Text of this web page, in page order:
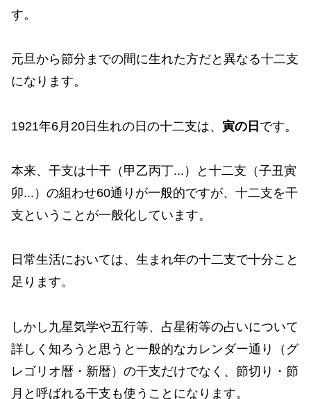
す。
元旦から節分までの間に生れた方だと異なる十二支
になります。
1921年6月20日生れの日の十二支は、 寅の日 です。
本来、干支は十干（甲乙丙丁...）と十二支（子丑寅
卯...）の組わせ60通りが一般的ですが、十二支を干
支ということが一般化しています。
日常生活においては、生まれ年の十二支で十分こと
足ります。
しかし九星気学や五行等、占星術等の占いについて
詳しく知ろうと思うと一般的なカレンダー通り（グ
レゴリオ暦・新暦）の干支だけでなく、節切り・節
月と呼ばれる干支も使うことになります。